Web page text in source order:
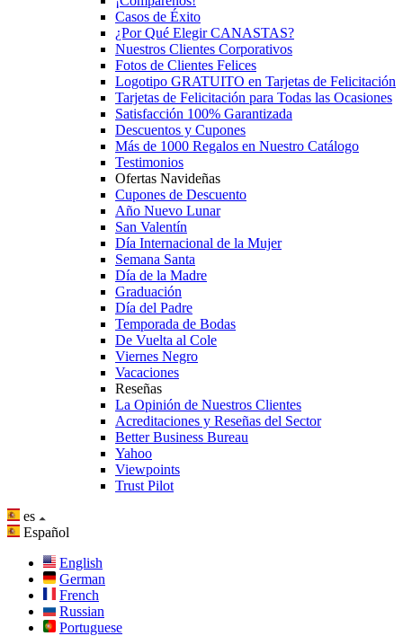
Casos de Éxito
¿Por Qué Elegir CANASTAS?
Nuestros Clientes Corporativos
Fotos de Clientes Felices
Logotipo GRATUITO en Tarjetas de Felicitación
Tarjetas de Felicitación para Todas las Ocasiones
Satisfacción 100% Garantizada
Descuentos y Cupones
Más de 1000 Regalos en Nuestro Catálogo
Testimonios
Ofertas Navideñas
Cupones de Descuento
Año Nuevo Lunar
San Valentín
Día Internacional de la Mujer
Semana Santa
Día de la Madre
Graduación
Día del Padre
Temporada de Bodas
De Vuelta al Cole
Viernes Negro
Vacaciones
Reseñas
La Opinión de Nuestros Clientes
Acreditaciones y Reseñas del Sector
Better Business Bureau
Yahoo
Viewpoints
Trust Pilot
es
Español
English
German
French
Russian
Portuguese